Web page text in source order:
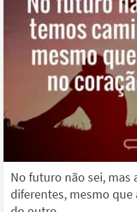
No futuro não sei, mas
diferentes, mesmo